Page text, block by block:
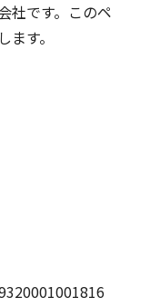
社です。このペ
す。